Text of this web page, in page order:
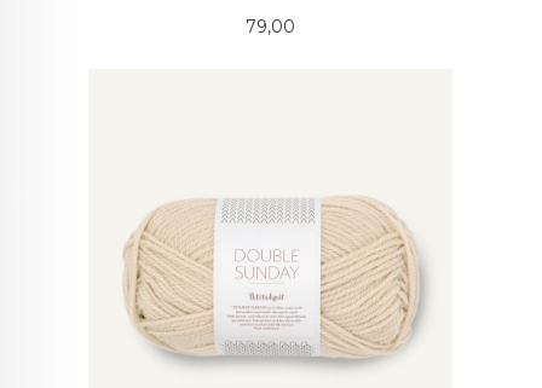
Pris
79,00